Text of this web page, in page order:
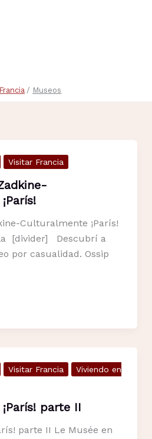
Museos
Visitar Francia
Culturalmente ¡París!
[divider] Descubrí a
por casualidad. Ossip
Visitar Francia
Viviendo en
parte II
parte II Le Musée en